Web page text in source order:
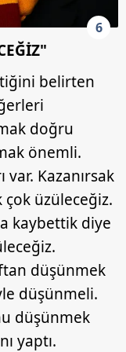
6
belirten
doğru
önemli.
Kazanırsak
çok üzüleceğiz.
kaybettik diye
düşünmek
düşünmeli.
düşünmek
yaptı.